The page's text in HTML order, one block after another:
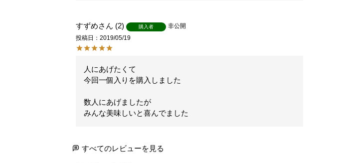
すずめ 2 購入者
非公開
投稿日
2019/05/19
人にあげたくて
今回一個入りを購入しました
数人にあげましたが
みんな美味しいと喜んでました
すべてのレビューを見る